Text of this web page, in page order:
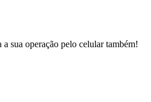
sua operação pelo celular também!